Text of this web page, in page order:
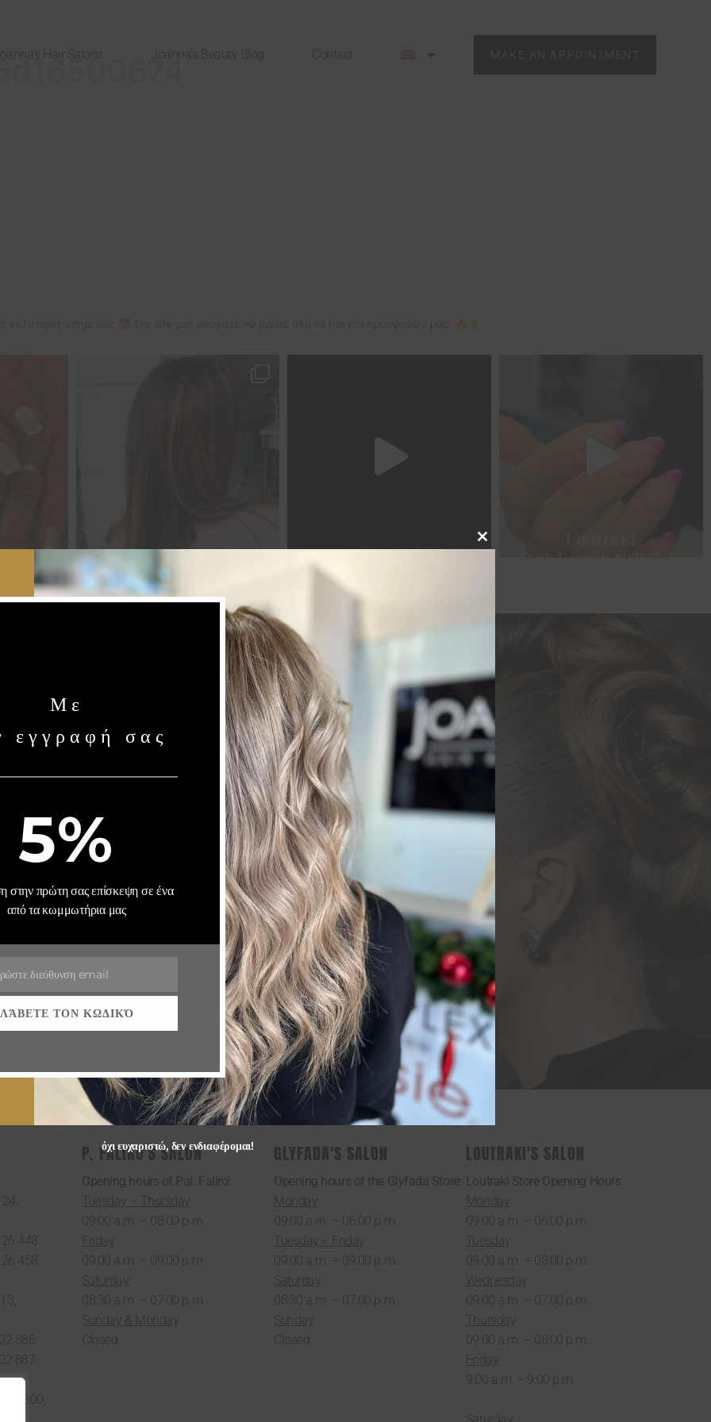
Joanna’s Hair Salons Joanna’s Beauty Blog Contact MAKE AN APPOINTMENT
Στο site μας μπορείτε να βρείτε όλα τα πακέτα προσφορών μας! 🔥👌
Load More...
CARE OF
448
458
886
887
20300,
P. FALIRO'S SALON
Opening hours of Pal. Faliro:
Tuesday – Thursday
09:00 a.m. – 08:00 p.m.
Friday
09:00 a.m. – 09:00 p.m.
Saturday
08:30 a.m. – 07:00 p.m.
Sunday & Monday
Closed
GLYFADA'S SALON
Opening hours of the Glyfada Store:
Monday
09:00 a.m. – 06:00 p.m.
Tuesday – Friday
09:00 a.m. – 09:00 p.m.
Saturday
08:30 a.m. – 07:00 p.m.
Sunday
Closed
LOUTRAKI'S SALON
Loutraki Store Opening Hours:
Monday
09:00 a.m. – 06:00 p.m.
Tuesday
09:00 a.m. – 08:00 p.m.
Wednesday
09:00 a.m. – 07:00 p.m.
Thursday
09:00 a.m. – 08:00 p.m.
Friday
9:00 a.m. – 9:00 p.m.
Saturday
Close this module
Με
εγγραφή σας
5%
στην πρώτη σας επίσκεψη σε ένα
από τα κωμμωτήρια μας
διεύθυνση email
ΛΆΒΕΤΕ ΤΟΝ ΚΩΔΙΚΌ
όχι ευχαριστώ, δεν ενδιαφέρομαι!